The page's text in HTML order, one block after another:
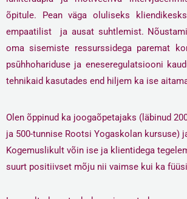
õpitule. Pean väga oluliseks
empaatilist ja ausat suhtlemist.
oma sisemiste ressurssidega paremat
psūhhohariduse ja eneseregulatsiooni
tehnikaid kasutades end hiljem ka ise
Olen õppinud ka joogaõpetajaks (läbinud
ja 500-tunnise Rootsi Yogaskolan kursuse)
Kogemuslikult võin ise ja klientidega
suurt positiivset mõju nii vaimse kui ka